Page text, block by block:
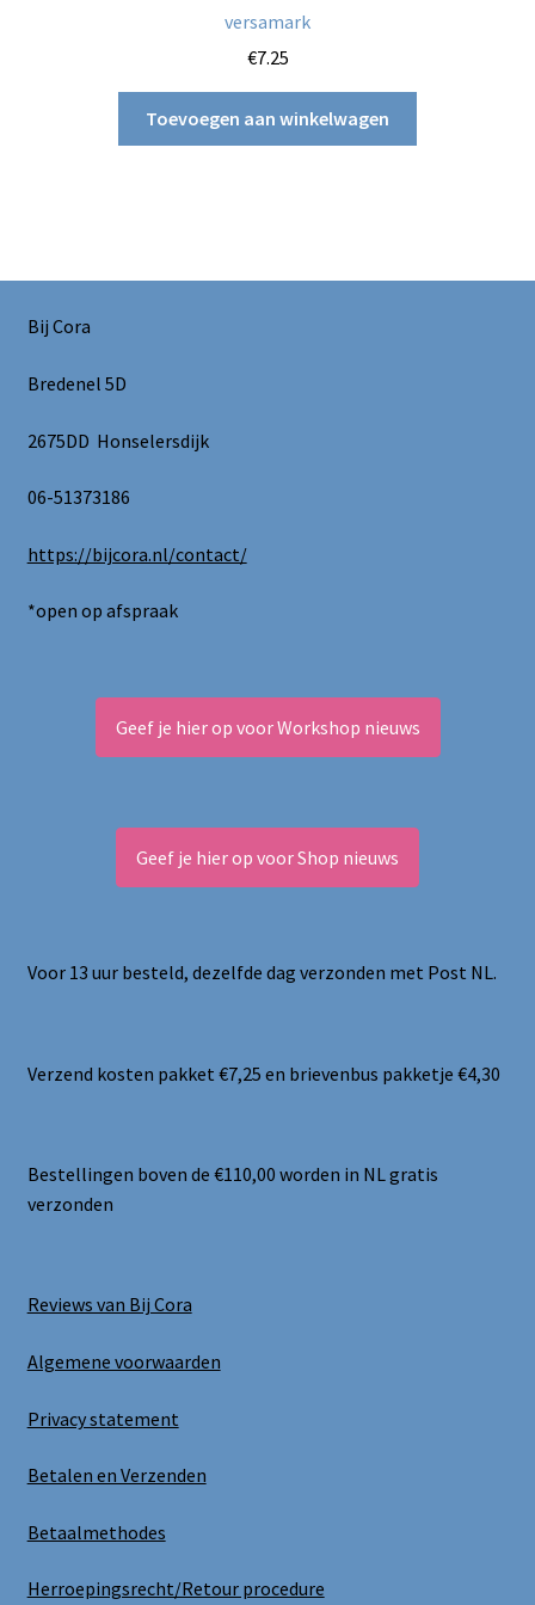
versamark
€7.25
Toevoegen aan winkelwagen
Bij Cora
Bredenel 5D
2675DD Honselersdijk
06-51373186
https://bijcora.nl/contact/
*open op afspraak
Geef je hier op voor Workshop nieuws
Geef je hier op voor Shop nieuws
Voor 13 uur besteld, dezelfde dag verzonden met Post NL.
Verzend kosten pakket €7,25 en brievenbus pakketje €4,30
Bestellingen boven de €110,00 worden in NL gratis
verzonden
Reviews van Bij Cora
Algemene voorwaarden
Privacy statement
Betalen en Verzenden
Betaalmethodes
Herroepingsrecht/Retour procedure